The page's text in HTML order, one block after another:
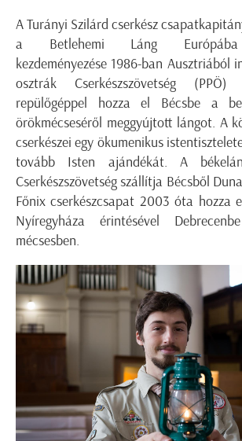
A Turányi Szilárd cserkész
a Betlehemi Láng Európába
kezdeményezése 1986-ban Ausztriából
osztrák Cserkészszövetség
repülőgéppel hozza el Bécsbe a
örökmécseséről meggyújtott lángot. A
cserkészei egy ökumenikus
tovább Isten ajándékát. A
Cserkészszövetség szállítja Bécsből
Főnix cserkészcsapat 2003 óta hozza
Nyíregyháza érintésével
mécsesben.